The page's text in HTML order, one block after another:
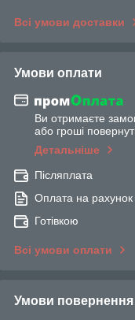
Всі умови доставки
Умови оплати
Ви отримаєте
або гроші
Детальніше
Післяплата
Оплата на рахунок
Готівкою
Всі умови оплати
Умови повернення